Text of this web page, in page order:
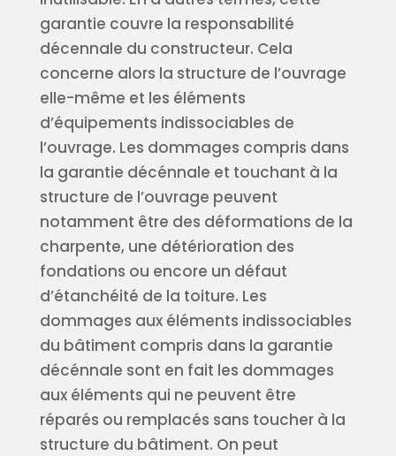
garantie couvre la responsabilité
décennale du constructeur. Cela
concerne alors la structure de l’ouvrage
elle-même et les éléments
d’équipements indissociables de
l’ouvrage. Les dommages compris dans
la garantie décénnale et touchant à la
structure de l’ouvrage peuvent
notamment être des déformations de la
charpente, une détérioration des
fondations ou encore un défaut
d’étanchéité de la toiture. Les
dommages aux éléments indissociables
du bâtiment compris dans la garantie
décénnale sont en fait les dommages
aux éléments qui ne peuvent être
réparés ou remplacés sans toucher à la
structure du bâtiment. On peut